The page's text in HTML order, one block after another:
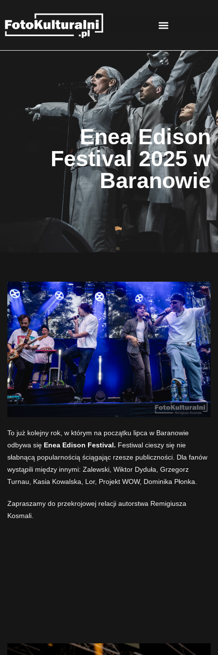
Enea Edison
Festival 2025 w
Baranowie
To już kolejny rok, w którym na początku lipca w Baranowie
odbywa się Enea Edison Festival. Festiwal cieszy się nie
słabnącą popularnością ściągając rzesze publiczności. Dla fanów
wystąpili między innymi: Zalewski, Wiktor Dyduła, Grzegorz
Turnau, Kasia Kowalska, Lor, Projekt WOW, Dominika Płonka.
Zapraszamy do przekrojowej relacji autorstwa Remigiusza
Kosmali.